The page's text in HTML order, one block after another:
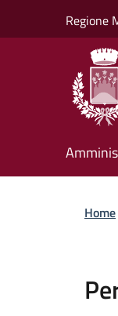
Regione
Home